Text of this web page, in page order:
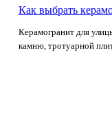
Как выбрать
Керамогранит для
камню, тротуарной